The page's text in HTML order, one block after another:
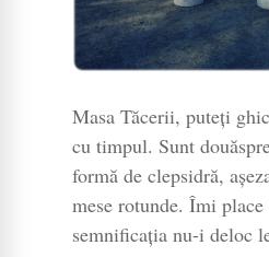
Masa Tăcerii, puteți
cu timpul. Sunt
formă de clepsidră,
mese rotunde. Îmi place
semnificația nu-i deloc